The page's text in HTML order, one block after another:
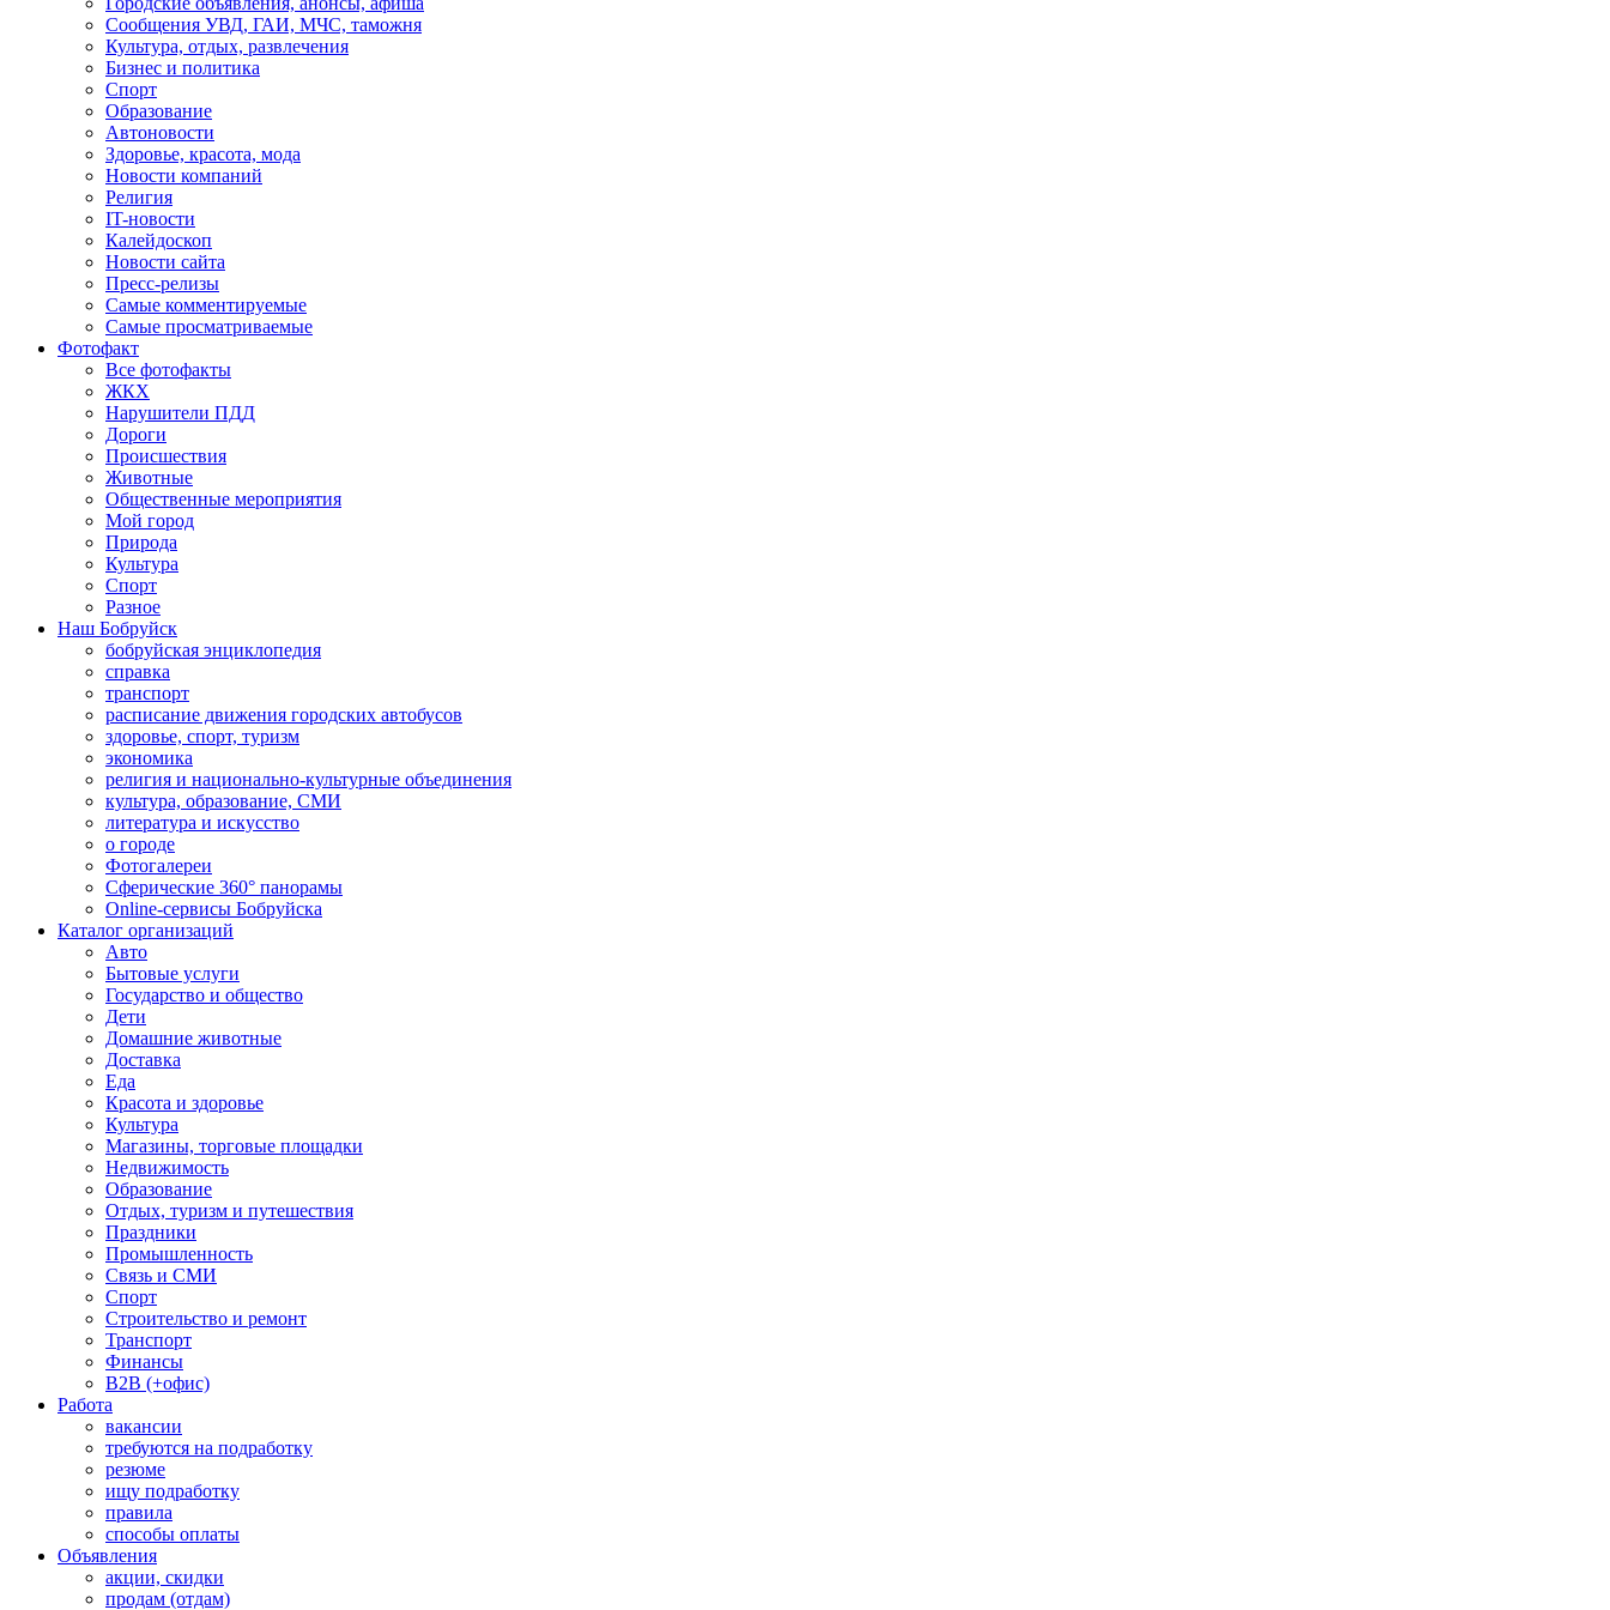
Сообщения УВД, ГАИ, МЧС, таможня
Культура, отдых, развлечения
Бизнес и политика
Спорт
Образование
Автоновости
Здоровье, красота, мода
Новости компаний
Религия
IT-новости
Калейдоскоп
Новости сайта
Пресс-релизы
Самые комментируемые
Самые просматриваемые
Фотофакт
Все фотофакты
ЖКХ
Нарушители ПДД
Дороги
Происшествия
Животные
Общественные мероприятия
Мой город
Природа
Культура
Спорт
Разное
Наш Бобруйск
бобруйская энциклопедия
справка
транспорт
расписание движения городских автобусов
здоровье, спорт, туризм
экономика
религия и национально-культурные объединения
культура, образование, СМИ
литература и искусство
о городе
Фотогалереи
Сферические 360° панорамы
Online-сервисы Бобруйска
Каталог организаций
Авто
Бытовые услуги
Государство и общество
Дети
Домашние животные
Доставка
Еда
Красота и здоровье
Культура
Магазины, торговые площадки
Недвижимость
Образование
Отдых, туризм и путешествия
Праздники
Промышленность
Связь и СМИ
Спорт
Строительство и ремонт
Транспорт
Финансы
B2B (+офис)
Работа
вакансии
требуются на подработку
резюме
ищу подработку
правила
способы оплаты
Объявления
акции, скидки
продам (отдам)